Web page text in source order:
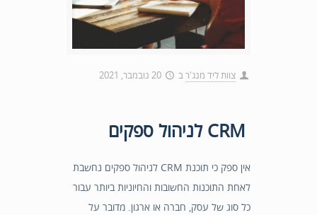
צוות ליד מנג'רב 20 נובמבר, 2021
אין ספק כי תוכנת CRM לניהול ספקים נחשבת
לאחת התוכנות החשובות והחיוניות ביותר עבור
כל סוג של עסק, חברה או ארגון. מדובר על